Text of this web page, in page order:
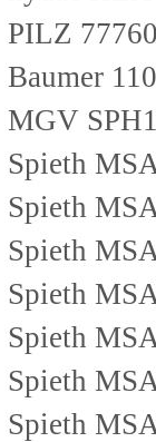
PILZ
Baumer
MGV
Spieth
Spieth
Spieth
Spieth
Spieth
Spieth
Spieth